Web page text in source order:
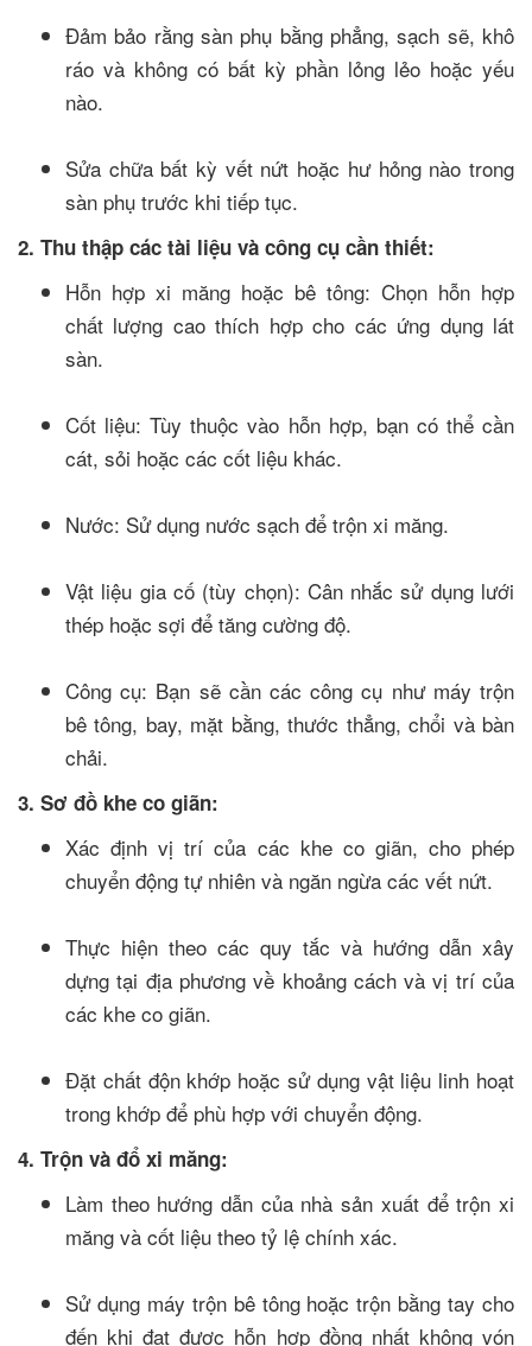
Đảm bảo rằng sàn phụ bằng phẳng, sạch sẽ, khô
ráo và không có bất kỳ phần lỏng lẻo hoặc yếu
nào.
Sửa chữa bất kỳ vết nứt hoặc hư hỏng nào trong
sàn phụ trước khi tiếp tục.
2. Thu thập các tài liệu và công cụ cần thiết:
Hỗn hợp xi măng hoặc bê tông: Chọn hỗn hợp
chất lượng cao thích hợp cho các ứng dụng lát
sàn.
Cốt liệu: Tùy thuộc vào hỗn hợp, bạn có thể cần
cát, sỏi hoặc các cốt liệu khác.
Nước: Sử dụng nước sạch để trộn xi măng.
Vật liệu gia cố (tùy chọn): Cân nhắc sử dụng lưới
thép hoặc sợi để tăng cường độ.
Công cụ: Bạn sẽ cần các công cụ như máy trộn
bê tông, bay, mặt bằng, thước thẳng, chổi và bàn
chải.
3. Sơ đồ khe co giãn:
Xác định vị trí của các khe co giãn, cho phép
chuyển động tự nhiên và ngăn ngừa các vết nứt.
Thực hiện theo các quy tắc và hướng dẫn xây
dựng tại địa phương về khoảng cách và vị trí của
các khe co giãn.
Đặt chất độn khớp hoặc sử dụng vật liệu linh hoạt
trong khớp để phù hợp với chuyển động.
4. Trộn và đổ xi măng:
Làm theo hướng dẫn của nhà sản xuất để trộn xi
măng và cốt liệu theo tỷ lệ chính xác.
Sử dụng máy trộn bê tông hoặc trộn bằng tay cho
đến khi đạt được hỗn hợp đồng nhất không vón